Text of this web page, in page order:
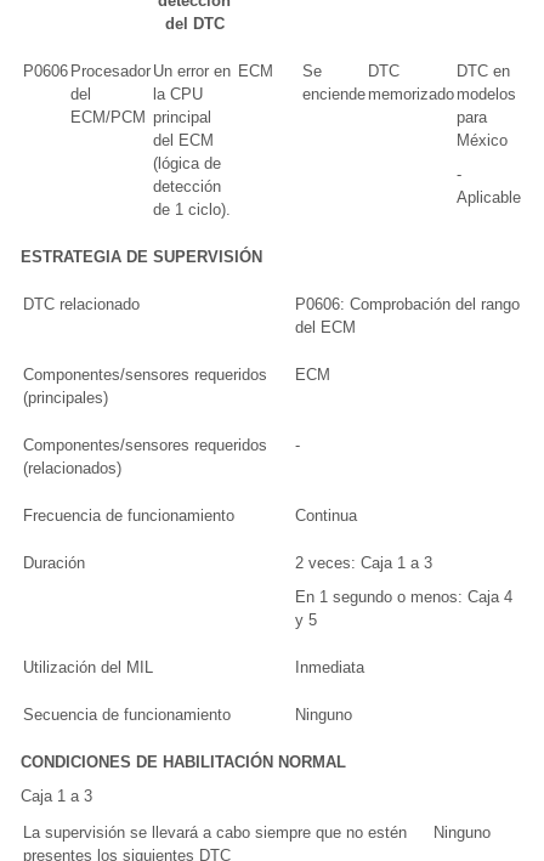
del DTC
P0606 Procesador
del
ECM/PCM
Un error en
la CPU
principal
del ECM
(lógica de
detección
de 1 ciclo).
ECM
Se
enciende
DTC
memorizado
DTC en
modelos
para
México
-
Aplicable
ESTRATEGIA DE SUPERVISIÓN
DTC relacionado
P0606: Comprobación del rango
del ECM
Componentes/sensores requeridos
(principales)
ECM
Componentes/sensores requeridos
(relacionados)
-
Frecuencia de funcionamiento Continua
Duración
2 veces: Caja 1 a 3
En 1 segundo o menos: Caja 4
y 5
Utilización del MIL Inmediata
Secuencia de funcionamiento Ninguno
CONDICIONES DE HABILITACIÓN NORMAL
Caja 1 a 3
La supervisión se llevará a cabo siempre que no estén
presentes los siguientes DTC
Ninguno